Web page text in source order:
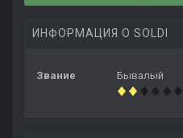
ИНФОРМАЦИЯ О SOLDI
Звание Бывалый